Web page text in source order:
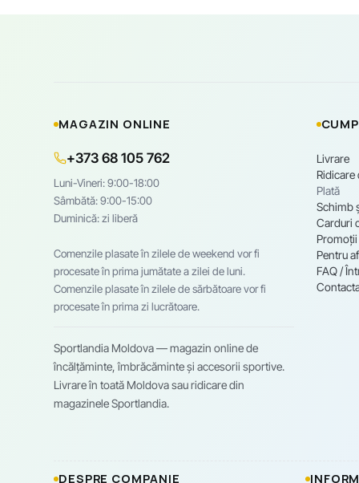
MAGAZIN ONLINE
+373 68 105 762
Luni-Vineri: 9:00-18:00
Sâmbătă: 9:00-15:00
Duminică: zi liberă
Comenzile plasate în zilele de weekend vor fi
procesate în prima jumătate a zilei de luni.
Comenzile plasate în zilele de sărbătoare vor fi
procesate în prima zi lucrătoare.
Sportlandia Moldova — magazin online de
încălțăminte, îmbrăcăminte și accesorii sportive.
Livrare în toată Moldova sau ridicare din
magazinele Sportlandia.
Livrare
Ridicare
Plată
Schimb
Carduri
Promoții
Pentru
FAQ /
DESPRE COMPANIE